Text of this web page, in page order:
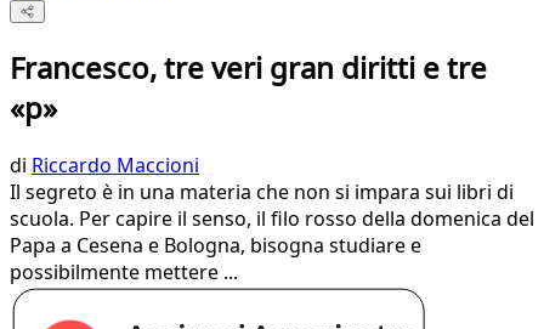
Francesco, tre veri gran diritti e tre
«p»
di Riccardo Maccioni
Il segreto è in una materia che non si impara sui libri di
scuola. Per capire il senso, il filo rosso della domenica del
Papa a Cesena e Bologna, bisogna studiare e
possibilmente mettere ...